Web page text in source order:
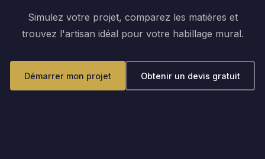
Simulez votre projet, comparez les matières et
trouvez l'artisan idéal pour votre habillage mural.
Démarrer mon projet Obtenir un devis gratuit